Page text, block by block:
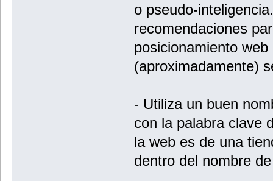
o pseudo-
recomendaciones
posicionamiento
(aproximadamente)
- Utiliza un buen
con la palabra clave
la web es de una
dentro del nombre